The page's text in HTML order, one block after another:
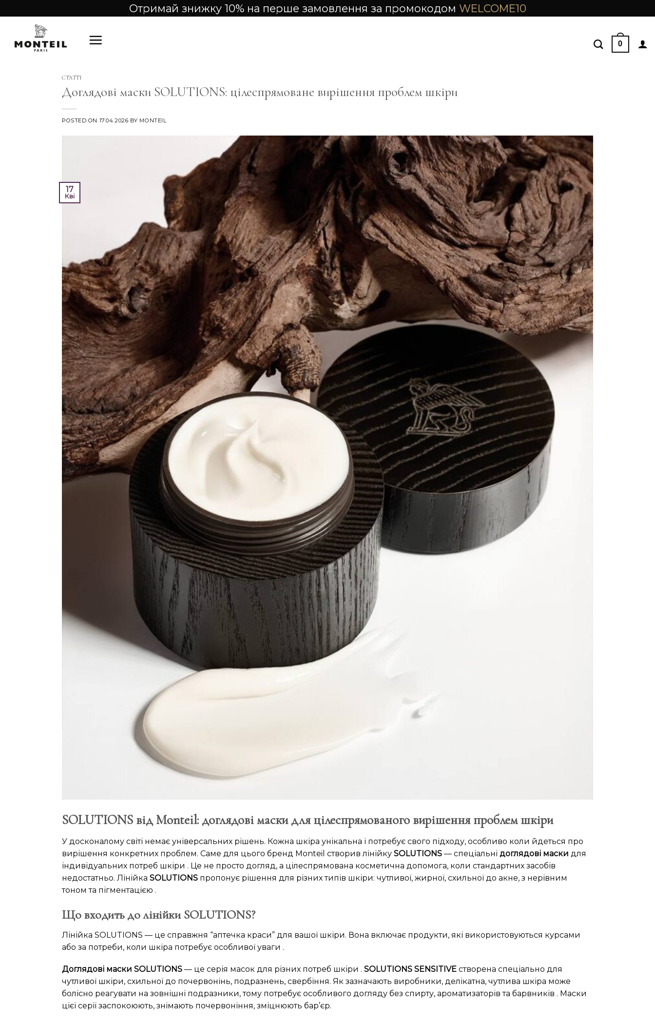
to
Отримай знижку 10% на перше замовлення за промокодом WELCOME10
0
СТАТТІ
Доглядові маски SOLUTIONS: цілеспрямоване вирішення проблем шкіри
POSTED ON 17.04.2026 BY MONTEIL
17
Кві
SOLUTIONS від Monteil: доглядові маски для цілеспрямованого вирішення проблем шкіри
У досконалому світі немає універсальних рішень. Кожна шкіра унікальна і потребує свого підходу, особливо коли йдеться про
вирішення конкретних проблем. Саме для цього бренд Monteil створив лінійку SOLUTIONS — спеціальні доглядові маски для
індивідуальних потреб шкіри . Це не просто догляд, а цілеспрямована косметична допомога, коли стандартних засобів
недостатньо. Лінійка SOLUTIONS пропонує рішення для різних типів шкіри: чутливої, жирної, схильної до акне, з нерівним
тоном та пігментацією .
Що входить до лінійки SOLUTIONS?
Лінійка SOLUTIONS — це справжня “аптечка краси” для вашої шкіри. Вона включає продукти, які використовуються курсами
або за потреби, коли шкіра потребує особливої уваги .
Доглядові маски SOLUTIONS — це серія масок для різних потреб шкіри . SOLUTIONS SENSITIVE створена спеціально для
чутливої шкіри, схильної до почервонінь, подразнень, свербіння. Як зазначають виробники, делікатна, чутлива шкіра може
болісно реагувати на зовнішні подразники, тому потребує особливого догляду без спирту, ароматизаторів та барвників . Маски
цієї серії заспокоюють, знімають почервоніння, зміцнюють бар’єр.